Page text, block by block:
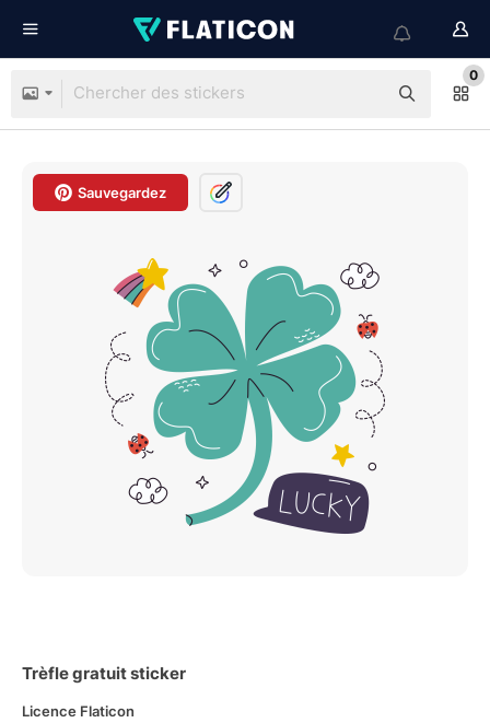
0
Sauvegardez
Trèfle gratuit sticker
Licence Flaticon